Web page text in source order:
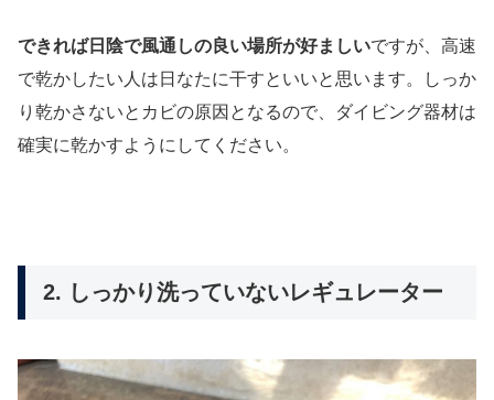
できれば日陰で風通しの良い場所が好ましいですが、高速
で乾かしたい人は日なたに干すといいと思います。しっか
り乾かさないとカビの原因となるので、ダイビング器材は
確実に乾かすようにしてください。
2. しっかり洗っていないレギュレーター